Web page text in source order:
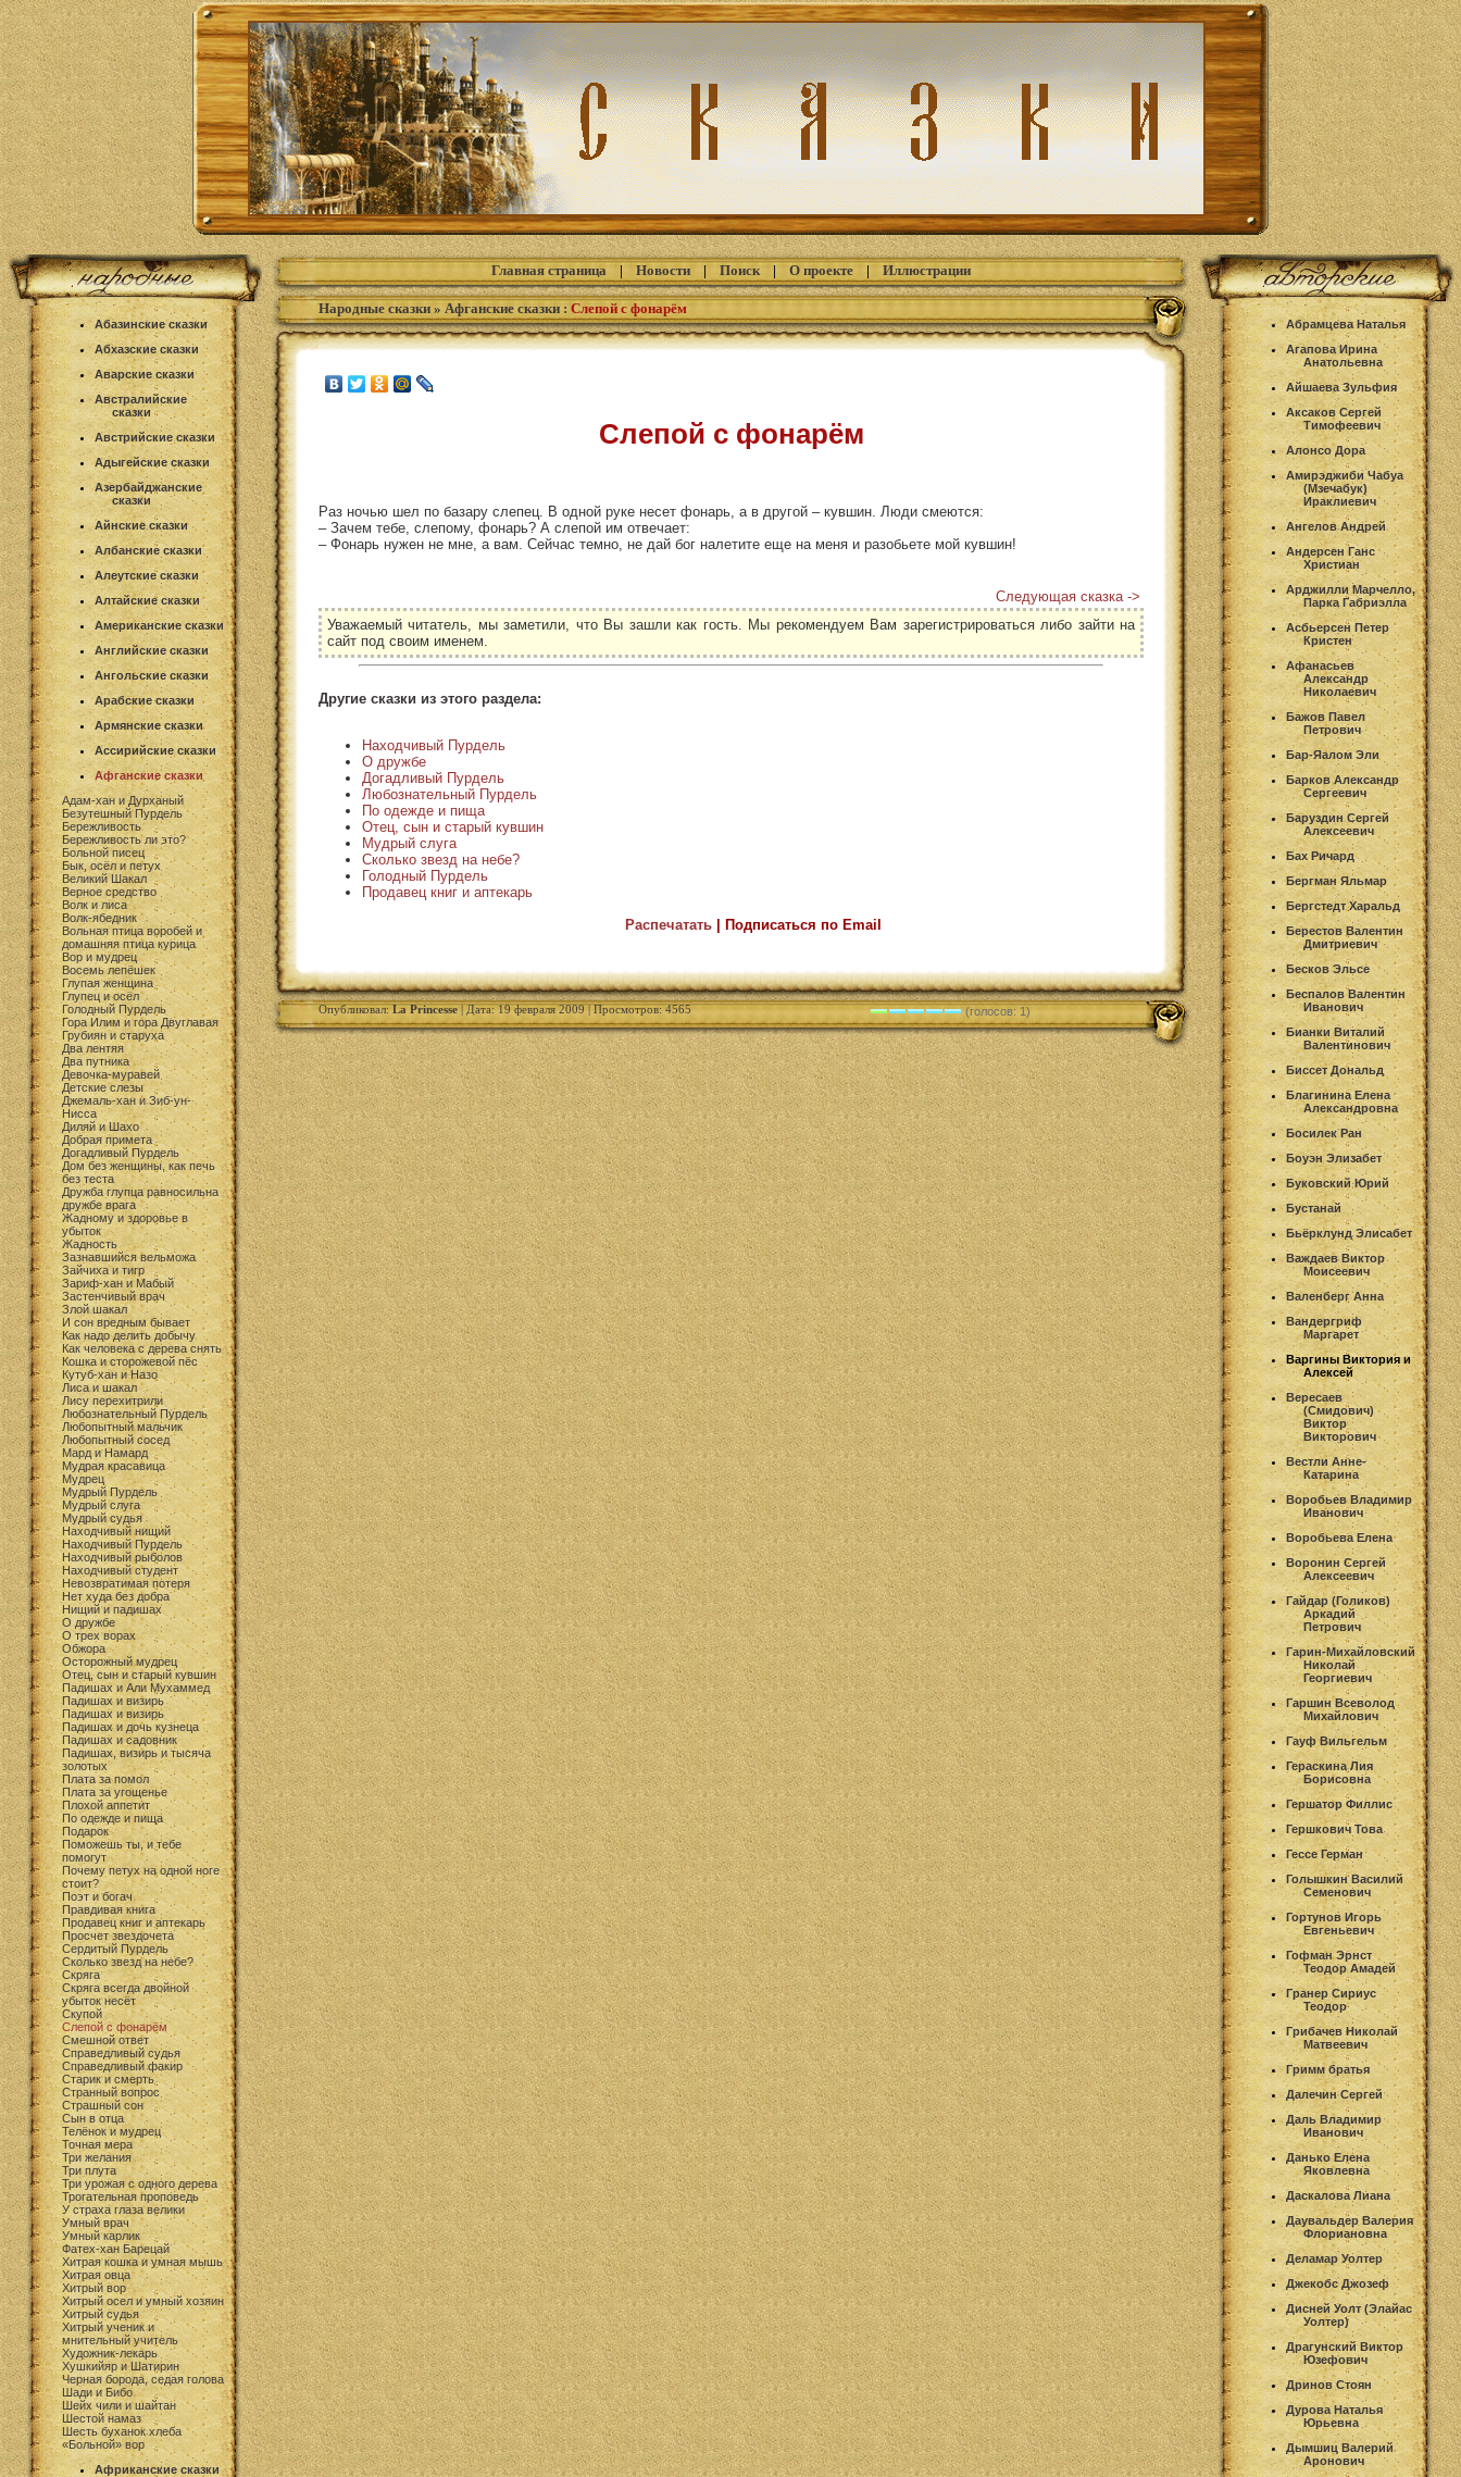
Абазинские сказки
Абхазские сказки
Аварские сказки
Австралийские
сказки
Австрийские сказки
Адыгейские сказки
Азербайджанские
сказки
Айнские сказки
Албанские сказки
Алеутские сказки
Алтайские сказки
Американские сказки
Английские сказки
Ангольские сказки
Арабские сказки
Армянские сказки
Ассирийские сказки
Афганские сказки
Адам-хан и Дурханый
Безутешный Пурдель
Бережливость
Бережливость ли это?
Больной писец
Бык, осёл и петух
Великий Шакал
Верное средство
Волк и лиса
Волк-ябедник
Вольная птица воробей и
домашняя птица курица
Вор и мудрец
Восемь лепёшек
Глупая женщина
Глупец и осёл
Голодный Пурдель
Гора Илим и гора Двуглавая
Грубиян и старуха
Два лентяя
Два путника
Девочка-муравей
Детские слезы
Джемаль-хан и Зиб-ун-
Нисса
Диляй и Шахо
Добрая примета
Догадливый Пурдель
Дом без женщины, как печь
без теста
Дружба глупца равносильна
дружбе врага
Жадному и здоровье в
убыток
Жадность
Зазнавшийся вельможа
Зайчиха и тигр
Зариф-хан и Мабый
Застенчивый врач
Злой шакал
И сон вредным бывает
Как надо делить добычу
Как человека с дерева снять
Кошка и сторожевой пёс
Кутуб-хан и Назо
Лиса и шакал
Лису перехитрили
Любознательный Пурдель
Любопытный мальчик
Любопытный сосед
Мард и Намард
Мудрая красавица
Мудрец
Мудрый Пурдель
Мудрый слуга
Мудрый судья
Находчивый нищий
Находчивый Пурдель
Находчивый рыболов
Находчивый студент
Невозвратимая потеря
Нет худа без добра
Нищий и падишах
О дружбе
О трех ворах
Обжора
Осторожный мудрец
Отец, сын и старый кувшин
Падишах и Али Мухаммед
Падишах и визирь
Падишах и визирь
Падишах и дочь кузнеца
Падишах и садовник
Падишах, визирь и тысяча
золотых
Плата за помол
Плата за угощенье
Плохой аппетит
По одежде и пища
Подарок
Поможешь ты, и тебе
помогут
Почему петух на одной ноге
стоит?
Поэт и богач
Правдивая книга
Продавец книг и аптекарь
Просчет звездочета
Сердитый Пурдель
Сколько звезд на небе?
Скряга
Скряга всегда двойной
убыток несёт
Скупой
Слепой с фонарём
Смешной ответ
Справедливый судья
Справедливый факир
Старик и смерть
Странный вопрос
Страшный сон
Сын в отца
Телёнок и мудрец
Точная мера
Три желания
Три плута
Три урожая с одного дерева
Трогательная проповедь
У страха глаза велики
Умный врач
Умный карлик
Фатех-хан Барецай
Хитрая кошка и умная мышь
Хитрая овца
Хитрый вор
Хитрый осел и умный хозяин
Хитрый судья
Хитрый ученик и
мнительный учитель
Художник-лекарь
Хушкийяр и Шатирин
Черная борода, седая голова
Шади и Бибо
Шейх чили и шайтан
Шестой намаз
Шесть буханок хлеба
«Больной» вор
Африканские сказки
Главная страница| Новости| Поиск| О проекте| Иллюстрации
Народные сказки » Афганские сказки : Слепой с фонарём
Слепой с фонарём
Раз ночью шел по базару слепец. В одной руке несет фонарь, а в другой – кувшин. Люди смеются:
– Зачем тебе, слепому, фонарь? А слепой им отвечает:
– Фонарь нужен не мне, а вам. Сейчас темно, не дай бог налетите еще на меня и разобьете мой кувшин!
Следующая сказка ->
Уважаемый читатель, мы заметили, что Вы зашли как гость. Мы рекомендуем Вам зарегистрироваться либо зайти на
сайт под своим именем.
Другие сказки из этого раздела:
Находчивый Пурдель
О дружбе
Догадливый Пурдель
Любознательный Пурдель
По одежде и пища
Отец, сын и старый кувшин
Мудрый слуга
Сколько звезд на небе?
Голодный Пурдель
Продавец книг и аптекарь
Распечатать| Подписаться по Email
Опубликовал:La Princesse| Дата: 19 февраля 2009 | Просмотров: 4565 (голосов: 1)
Абрамцева Наталья
Агапова Ирина
Анатольевна
Айшаева Зульфия
Аксаков Сергей
Тимофеевич
Алонсо Дора
Амирэджиби Чабуа
(Мзечабук)
Ираклиевич
Ангелов Андрей
Андерсен Ганс
Христиан
Арджилли Марчелло,
Парка Габриэлла
Асбьерсен Петер
Кристен
Афанасьев
Александр
Николаевич
Бажов Павел
Петрович
Бар-Яалом Эли
Барков Александр
Сергеевич
Баруздин Сергей
Алексеевич
Бах Ричард
Бергман Яльмар
Бергстедт Харальд
Берестов Валентин
Дмитриевич
Бесков Эльсе
Беспалов Валентин
Иванович
Бианки Виталий
Валентинович
Биссет Дональд
Благинина Елена
Александровна
Босилек Ран
Боуэн Элизабет
Буковский Юрий
Бустанай
Бьёрклунд Элисабет
Важдаев Виктор
Моисеевич
Валенберг Анна
Вандергриф
Маргарет
Варгины Виктория и
Алексей
Вересаев
(Смидович)
Виктор
Викторович
Вестли Анне-
Катарина
Воробьев Владимир
Иванович
Воробьева Елена
Воронин Сергей
Алексеевич
Гайдар (Голиков)
Аркадий
Петрович
Гарин-Михайловский
Николай
Георгиевич
Гаршин Всеволод
Михайлович
Гауф Вильгельм
Гераскина Лия
Борисовна
Гершатор Филлис
Гершкович Това
Гессе Герман
Голышкин Василий
Семенович
Гортунов Игорь
Евгеньевич
Гофман Эрнст
Теодор Амадей
Гранер Сириус
Теодор
Грибачев Николай
Матвеевич
Гримм братья
Далечин Сергей
Даль Владимир
Иванович
Данько Елена
Яковлевна
Даскалова Лиана
Даувальдер Валерия
Флориановна
Деламар Уолтер
Джекобс Джозеф
Дисней Уолт (Элайас
Уолтер)
Драгунский Виктор
Юзефович
Дринов Стоян
Дурова Наталья
Юрьевна
Дымшиц Валерий
Аронович